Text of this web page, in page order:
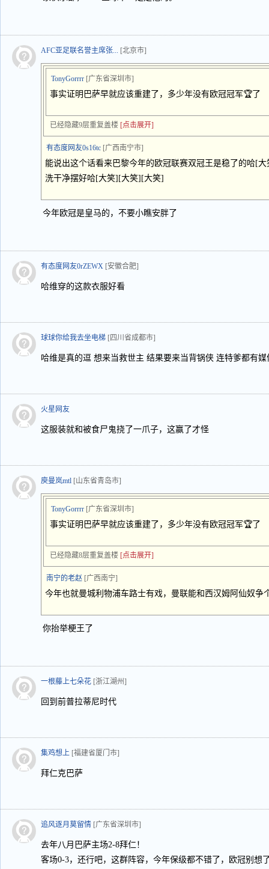
AFC亚足联名誉主席张... [北京市]
TonyGorrrr [广东省深圳市]
事实证明巴萨早就应该重建了，多少年没有欧冠冠军🏆了
已经隐藏9层重复盖楼 [点击展开]
有态度网友0s16tc [广西南宁市]
能说出这个话看来巴黎今年的欧冠联赛双冠王是稳了的哈[
洗干净摆好哈[大笑][大笑][大笑]
今年欧冠是皇马的，不要小瞧安胖了
有态度网友0rZEWX [安徽合肥]
哈维穿的这款衣服好看
球球你给我去坐电梯 [四川省成都市]
哈维是真的逗 想来当救世主 结果要来当背锅侠 连特爹都有
火星网友
这服装就和被食尸鬼挠了一爪子，这赢了才怪
庾曼岚mtl [山东省青岛市]
TonyGorrrr [广东省深圳市]
事实证明巴萨早就应该重建了，多少年没有欧冠冠军🏆了
已经隐藏8层重复盖楼 [点击展开]
南宁的老赵 [广西南宁]
今年也就曼城利物浦车路士有戏，曼联能和西汉姆阿仙奴争
你抬举梗王了
一根藤上七朵花 [浙江湖州]
回到前普拉蒂尼时代
集鸡想上 [福建省厦门市]
拜仁克巴萨
追风逐月莫留情 [广东省深圳市]
去年八月巴萨主场2-8拜仁！
客场0-3，还行吧，这群阵容，今年保级都不错了，欧冠别想